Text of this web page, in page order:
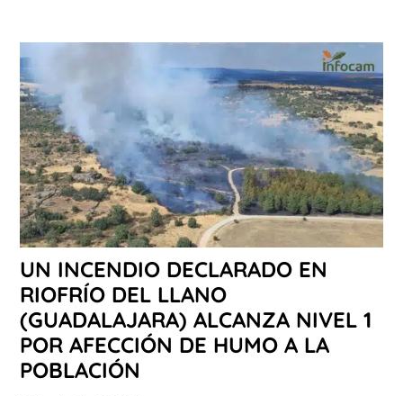
UN INCENDIO DECLARADO EN
RIOFRÍO DEL LLANO
(GUADALAJARA) ALCANZA NIVEL 1
POR AFECCIÓN DE HUMO A LA
POBLACIÓN